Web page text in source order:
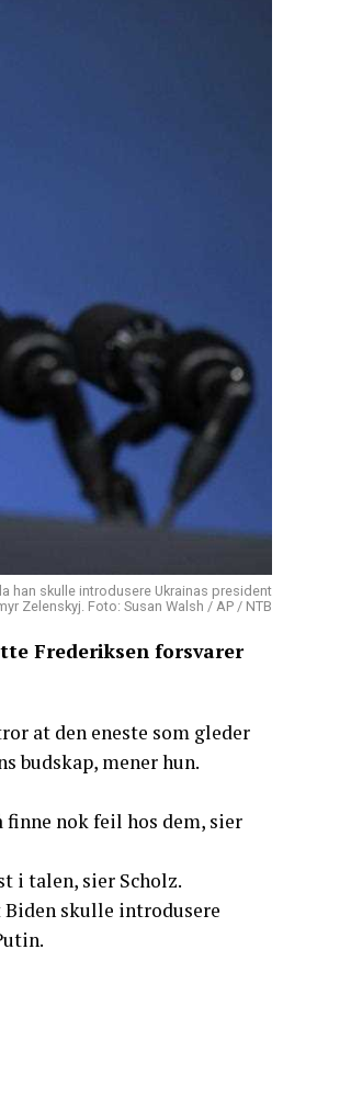
han skulle introdusere Ukrainas president
Zelenskyj. Foto: Susan Walsh / AP / NTB
Frederiksen forsvarer
at den eneste som gleder
budskap, mener hun.
nok feil hos dem, sier
i talen, sier Scholz.
skulle introdusere